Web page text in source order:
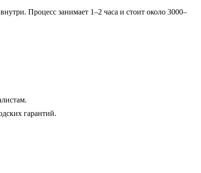
Процесс занимает 1–2 часа и стоит около 3000–
гарантий.